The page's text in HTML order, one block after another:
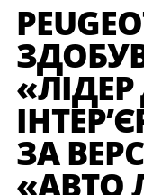
ЗА
«АВТО